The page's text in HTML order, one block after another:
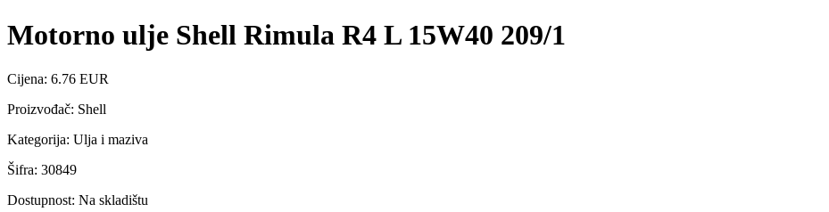
Motorno ulje Shell Rimula R4 L 15W40 209/1
Cijena: 6.76 EUR
Proizvođač: Shell
Kategorija: Ulja i maziva
Šifra: 30849
Dostupnost: Na skladištu